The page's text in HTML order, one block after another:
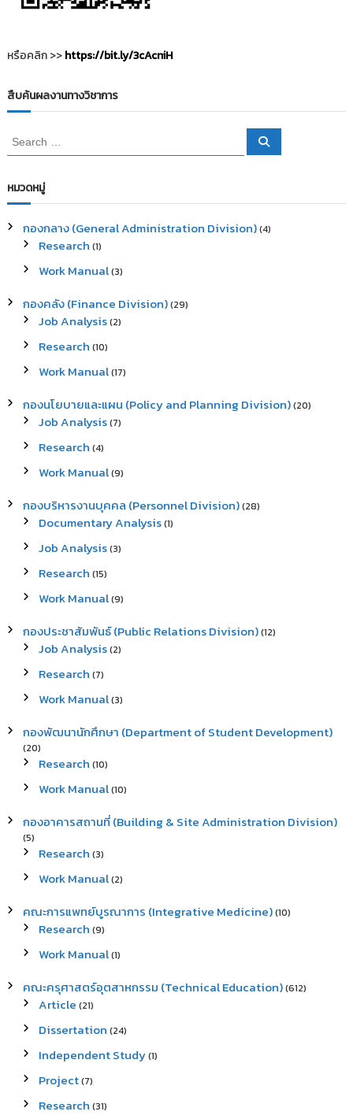
น
จั
หรือคลิก >>https://bit.ly/3cAcniH
สืบค้นผลงานทางวิชาการ
e
r
c
f
S
หมวดหมู่
กองกลาง (General Administration Division)(4)
Research (1)
Work Manual(3)
กองคลัง (Finance Division)(29)
Job Analysis(2)
Research (10)
Work Manual(17)
กองนโยบายและแผน (Policy and Planning Division)(20)
Job Analysis(7)
Research (4)
Work Manual(9)
กองบริหารงานบุคคล (Personnel Division)(28)
Documentary Analysis(1)
Job Analysis(3)
Research (15)
Work Manual(9)
กองประชาสัมพันธ์ (Public Relations Division)(12)
Job Analysis(2)
Research (7)
Work Manual(3)
กองพัฒนานักศึกษา (Department of Student Development)
(20)
Research (10)
Work Manual(10)
กองอาคารสถานที่ (Building & Site Administration Division)
(5)
Research (3)
Work Manual(2)
คณะการแพทย์บูรณาการ (Integrative Medicine)(10)
Research (9)
Work Manual(1)
คณะครุศาสตร์อุตสาหกรรม (Technical Education)(612)
Article (21)
Dissertation (24)
Independent Study(1)
Project(7)
Research (31)